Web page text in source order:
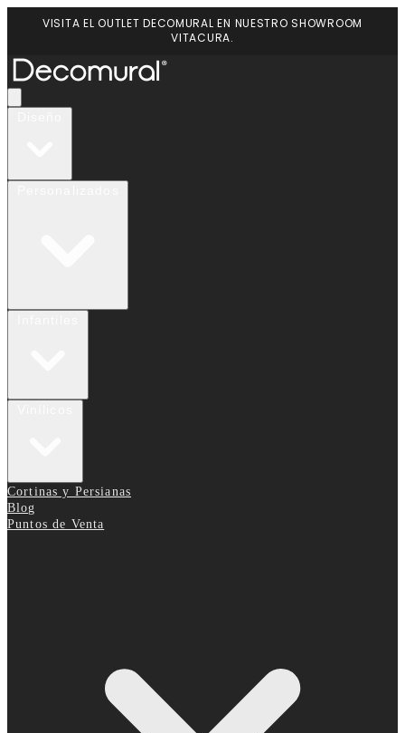
VISITA EL OUTLET DECOMURAL EN NUESTRO SHOWROOM
VITACURA.
Cortinas y Persianas
Blog
Puntos de Venta